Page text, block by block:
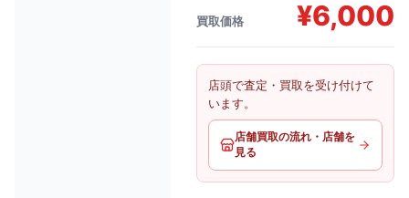
買取価格 ¥6,000
店頭で査定・買取を受け付けて
います。
店舗買取の流れ・店舗を
見る